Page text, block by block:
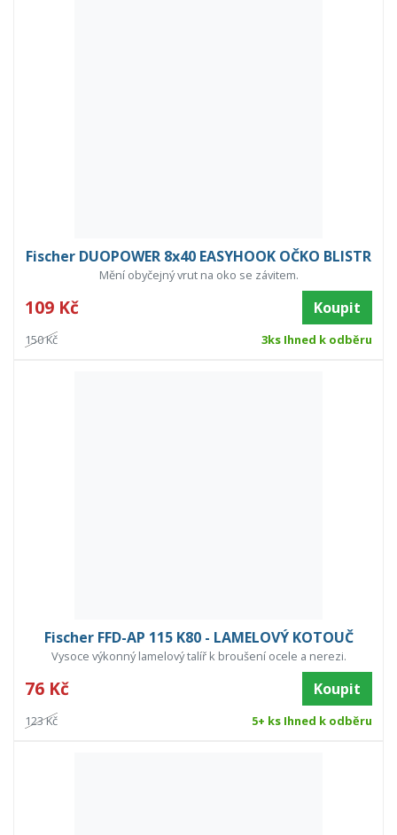
Fischer DUOPOWER 8x40 EASYHOOK OČKO BLISTR
Mění obyčejný vrut na oko se závitem.
109 Kč Koupit
150 Kč 3ks Ihned k odběru
Fischer FFD-AP 115 K80 - LAMELOVÝ KOTOUČ
Vysoce výkonný lamelový talíř k broušení ocele a nerezi.
76 Kč Koupit
123 Kč 5+ ks Ihned k odběru